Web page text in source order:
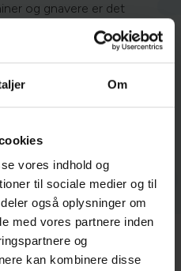
Om
vores indhold og
til sociale medier og til
også oplysninger om
med vores partnere inden
og
kan kombinere disse
og gnavere er det
i tide, så kæledyret
et sundhedseftersyn
alvorlige problemer i tide
mv.
at tjekke deres helbred
kritisk og alvorligt for